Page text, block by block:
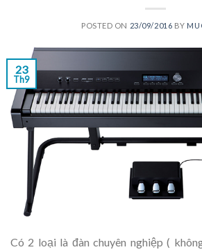
POSTED ON 23/09/2016 BY
23
Th9
Có 2 loại là đàn chuyên nghiệp (